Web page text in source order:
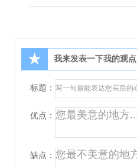
★ 我来发表一下我的观点
标题：
优点：
缺点：